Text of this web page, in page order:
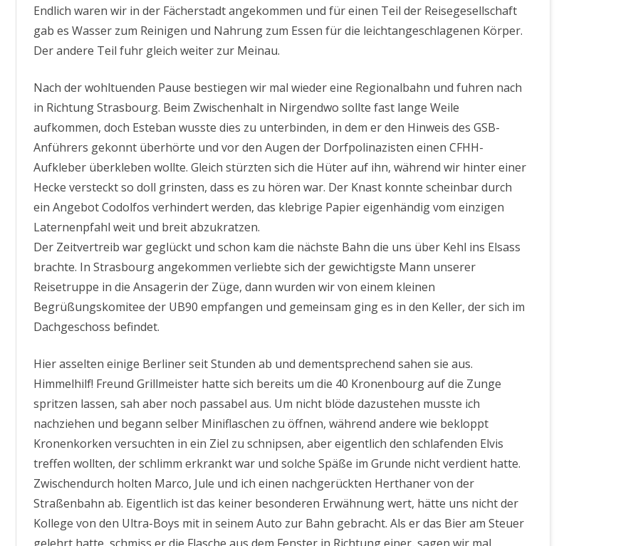
Endlich waren wir in der Fächerstadt angekommen und für einen Teil der Reisegesellschaft
gab es Wasser zum Reinigen und Nahrung zum Essen für die leichtangeschlagenen Körper.
Der andere Teil fuhr gleich weiter zur Meinau.
Nach der wohltuenden Pause bestiegen wir mal wieder eine Regionalbahn und fuhren nach
in Richtung Strasbourg. Beim Zwischenhalt in Nirgendwo sollte fast lange Weile
aufkommen, doch Esteban wusste dies zu unterbinden, in dem er den Hinweis des GSB-
Anführers gekonnt überhörte und vor den Augen der Dorfpolinazisten einen CFHH-
Aufkleber überkleben wollte. Gleich stürzten sich die Hüter auf ihn, während wir hinter einer
Hecke versteckt so doll grinsten, dass es zu hören war. Der Knast konnte scheinbar durch
ein Angebot Codolfos verhindert werden, das klebrige Papier eigenhändig vom einzigen
Laternenpfahl weit und breit abzukratzen.
Der Zeitvertreib war geglückt und schon kam die nächste Bahn die uns über Kehl ins Elsass
brachte. In Strasbourg angekommen verliebte sich der gewichtigste Mann unserer
Reisetruppe in die Ansagerin der Züge, dann wurden wir von einem kleinen
Begrüßungskomitee der UB90 empfangen und gemeinsam ging es in den Keller, der sich im
Dachgeschoss befindet.
Hier asselten einige Berliner seit Stunden ab und dementsprechend sahen sie aus.
Himmelhilf! Freund Grillmeister hatte sich bereits um die 40 Kronenbourg auf die Zunge
spritzen lassen, sah aber noch passabel aus. Um nicht blöde dazustehen musste ich
nachziehen und begann selber Miniflaschen zu öffnen, während andere wie bekloppt
Kronenkorken versuchten in ein Ziel zu schnipsen, aber eigentlich den schlafenden Elvis
treffen wollten, der schlimm erkrankt war und solche Späße im Grunde nicht verdient hatte.
Zwischendurch holten Marco, Jule und ich einen nachgerückten Herthaner von der
Straßenbahn ab. Eigentlich ist das keiner besonderen Erwähnung wert, hätte uns nicht der
Kollege von den Ultra-Boys mit in seinem Auto zur Bahn gebracht. Als er das Bier am Steuer